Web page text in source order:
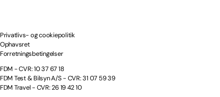
Privatlivs- og cookiepolitik
Ophavsret
Forretningsbetingelser
FDM - CVR: 10 37 67 18
FDM Test & Bilsyn A/S - CVR: 31 07 59 39
FDM Travel - CVR: 26 19 42 10